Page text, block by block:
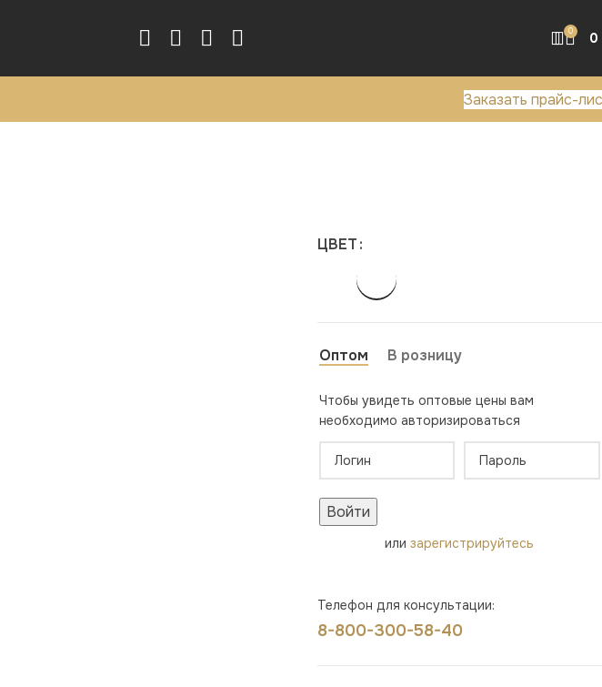
0 0
Заказать прайс-
ЦВЕТ
Оптом В розницу
Чтобы увидеть оптовые цены вам
необходимо авторизироваться
Войти
илизарегистрируйтесь
Телефон для консультации:
8-800-300-58-40